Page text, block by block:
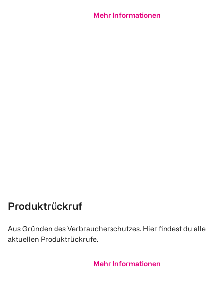
Mehr Informationen
Produktrückruf
Aus Gründen des Verbraucherschutzes. Hier findest du alle
aktuellen Produktrückrufe.
Mehr Informationen